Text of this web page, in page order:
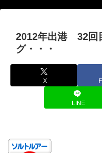
2012年出港 32回
グ・・・
X
LINE